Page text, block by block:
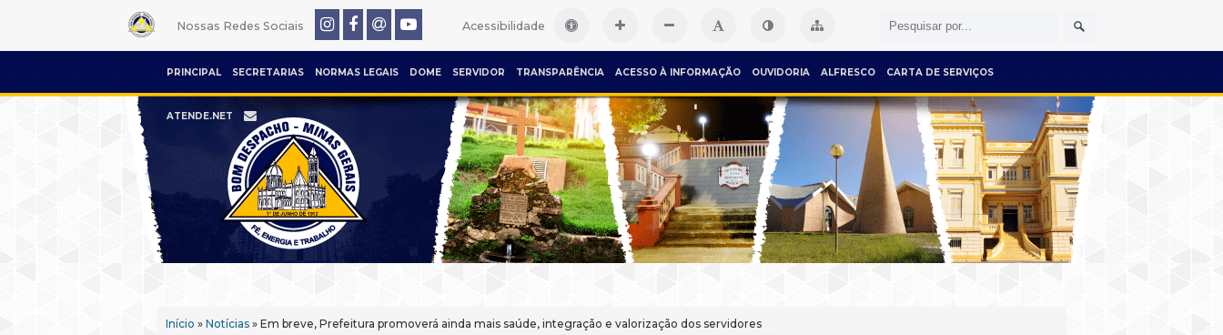
Nossas Redes Sociais Acessibilidade
PRINCIPAL SECRETARIAS NORMAS LEGAIS DOME SERVIDOR TRANSPARÊNCIA ACESSO À INFORMAÇÃO OUVIDORIA ALFRESCO CARTA DE SERVIÇOS
ATENDE.NET
Início » Notícias » Em breve, Prefeitura promoverá ainda mais saúde, integração e valorização dos servidores